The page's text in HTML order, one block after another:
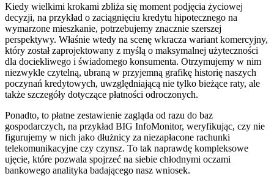
Kiedy wielkimi krokami zbliża się moment podjęcia życiowej
decyzji, na przykład o zaciągnięciu kredytu hipotecznego na
wymarzone mieszkanie, potrzebujemy znacznie szerszej
perspektywy. Właśnie wtedy na scenę wkracza wariant komercyjny,
który został zaprojektowany z myślą o maksymalnej użyteczności
dla dociekliwego i świadomego konsumenta. Otrzymujemy w nim
niezwykle czytelną, ubraną w przyjemną grafikę historię naszych
poczynań kredytowych, uwzględniającą nie tylko bieżące raty, ale
także szczegóły dotyczące płatności odroczonych.
Ponadto, to płatne zestawienie zagląda od razu do baz
gospodarczych, na przykład BIG InfoMonitor, weryfikując, czy nie
figurujemy w nich jako dłużnicy za niezapłacone rachunki
telekomunikacyjne czy czynsz. To tak naprawdę kompleksowe
ujęcie, które pozwala spojrzeć na siebie chłodnymi oczami
bankowego analityka badającego nasz wniosek.